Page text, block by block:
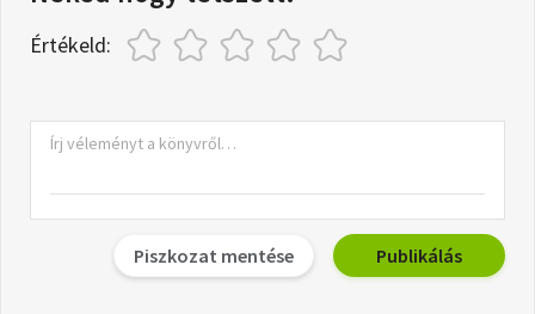
Értékeld:
Piszkozat mentése Publikálás